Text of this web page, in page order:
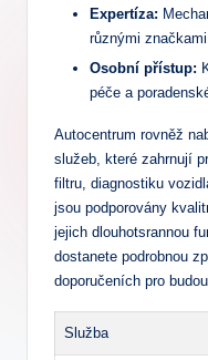
Expertíza:
různými
Osobní přístup:
péče ⁢a
Autocentrum rovněž
služeb, ​které zahrnují
filtru, diagnostiku
jsou ‌podporovány
jejich ​dlouhotsrannou
‌dostanete podrobnou
‌doporučeních ⁢pro​
Služba